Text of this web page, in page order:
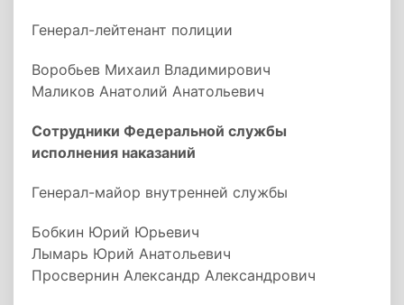
Генерал-лейтенант полиции
Воробьев Михаил Владимирович
Маликов Анатолий Анатольевич
Сотрудники Федеральной службы
исполнения наказаний
Генерал-майор внутренней службы
Бобкин Юрий Юрьевич
Лымарь Юрий Анатольевич
Просвернин Александр Александрович